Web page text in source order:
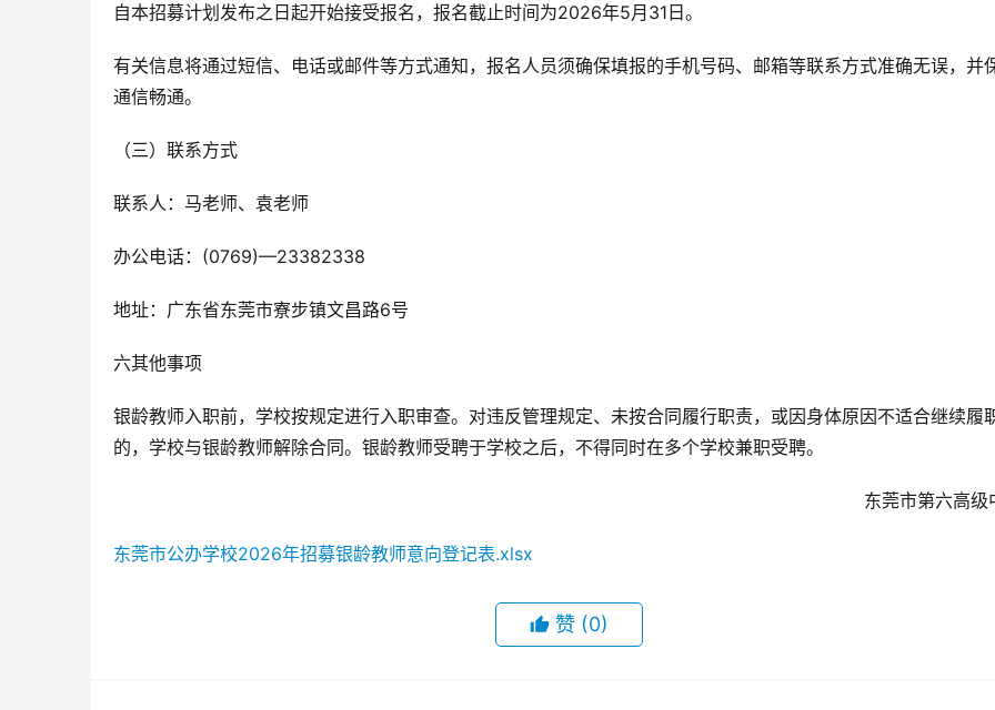
自本招募计划发布之日起开始接受报名，报名截止时间为2026年5月31日。
有关信息将通过短信、电话或邮件等方式通知，报名人员须确保填报的手机号码、邮箱等联系方式准确无误，并
通信畅通。
（三）联系方式
联系人：马老师、袁老师
办公电话：(0769)—23382338
地址：广东省东莞市寮步镇文昌路6号
六其他事项
银龄教师入职前，学校按规定进行入职审查。对违反管理规定、未按合同履行职责，或因身体原因不适合继续履
的，学校与银龄教师解除合同。银龄教师受聘于学校之后，不得同时在多个学校兼职受聘。
东莞市第六高级
东莞市公办学校2026年招募银龄教师意向登记表.xlsx
赞 (0)